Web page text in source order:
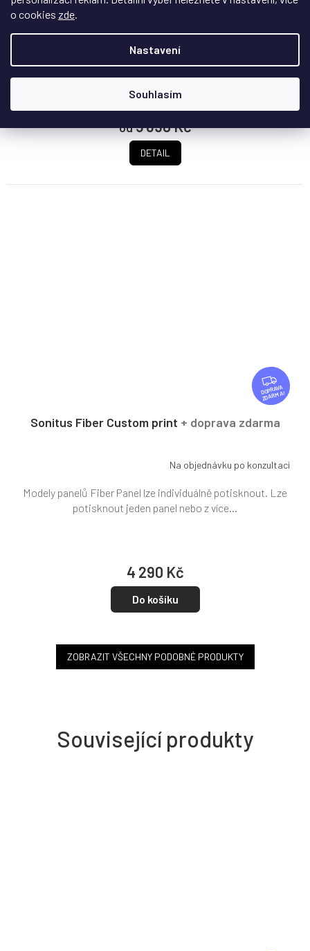
o cookies zde.
Nastavení
Souhlasím
Související produkty
od5 890 Kč
DETAIL
Polouzavřený Bass Trap, nízkofrekvenční absorpční panel
pro regulaci průběhu nízkých...
Z
D
A
ZDARMA
Sonitus Fiber Custom print + doprava zdarma
Na objednávku po konzultaci
4 290 Kč
Do košíku
Modely panelů Fiber Panel lze individuálně potisknout. Lze
potisknout jeden panel nebo z více...
ZOBRAZIT VŠECHNY PODOBNÉ PRODUKTY